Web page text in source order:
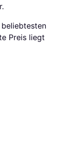
Preis liegt